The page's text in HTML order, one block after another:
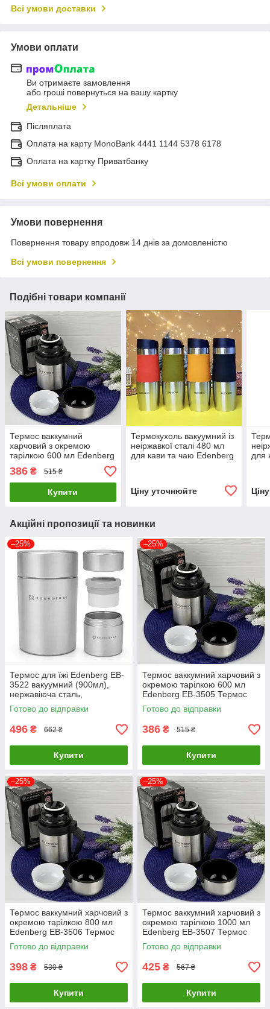
Всі умови доставки
Умови оплати
Ви отримаєте замовлення
або гроші повернуться на вашу картку
Детальніше
Післяплата
Оплата на карту MonoBank 4441 1144 5378 6178
Оплата на картку Приватбанку
Всі умови оплати
Умови повернення
Повернення товару впродовж 14 днів за домовленістю
Всі умови повернення
Подібні товари компанії
Термос ваккумний
харчовий з окремою
тарілкою 600 мл Edenberg
EB-3505 Термос для їжі з
неіржавкої сталі
386 ₴ 515 ₴
Купити
Термокухоль вакуумний із
неіржавкої сталі 480 мл
для кави та чаю Edenberg
Ціну уточнюйте
для
Акційні пропозиції та новинки
–25%
Термос для їжі Edenberg EB-
3522 вакуумний (900мл),
нержавіюча сталь,
герметичний
Готово до відправки
496 ₴ 662 ₴
Купити
–25%
Термос ваккумний харчовий з
окремою тарілкою 600 мл
Edenberg EB-3505 Термос
для їжі з неіржавкої сталі
Готово до відправки
386 ₴ 515 ₴
Купити
–25%
Термос ваккумний харчовий з
окремою тарілкою 800 мл
Edenberg EB-3506 Термос
для їжі з неіржавкої сталі
Готово до відправки
398 ₴ 530 ₴
Купити
–25%
Термос ваккумний харчовий з
окремою тарілкою 1000 мл
Edenberg EB-3507 Термос
для їжі з неіржавкої сталі
Готово до відправки
425 ₴ 567 ₴
Купити